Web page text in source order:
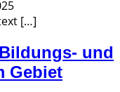
[…]
und
Gebiet